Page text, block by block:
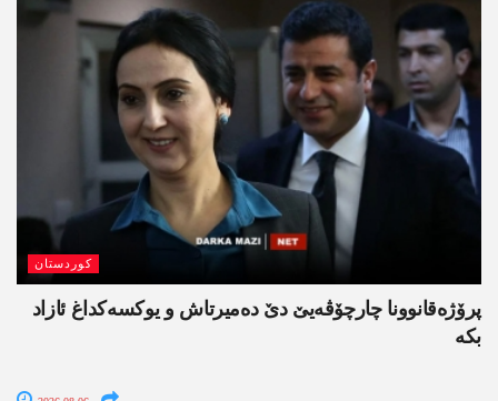
کوردستان
پرۆژەقانوونا چارچۆڤەیێ دێ دەمیرتاش و یوکسەکداغ ئازاد
بکە